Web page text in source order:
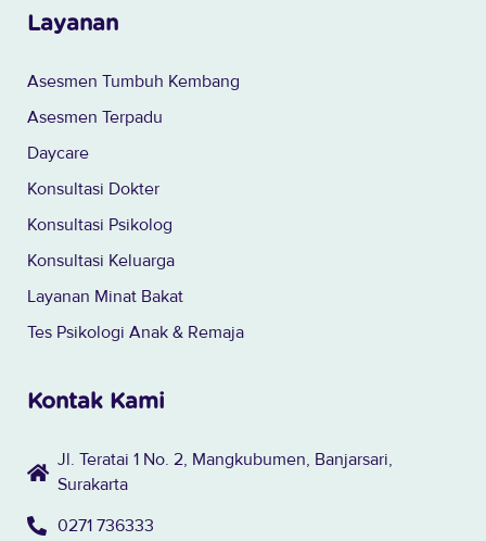
Layanan
Asesmen Tumbuh Kembang
Asesmen Terpadu
Daycare
Konsultasi Dokter
Konsultasi Psikolog
Konsultasi Keluarga
Layanan Minat Bakat
Tes Psikologi Anak & Remaja
Kontak Kami
Jl. Teratai 1 No. 2, Mangkubumen, Banjarsari,
Surakarta
0271 736333